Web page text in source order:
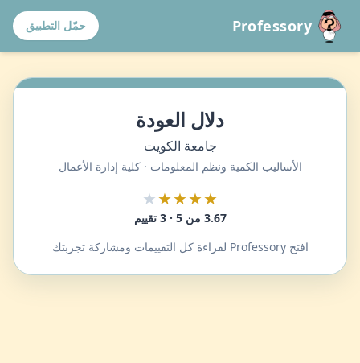
Professory حمّل التطبيق
دلال العودة
جامعة الكويت
الأساليب الكمية ونظم المعلومات · كلية إدارة الأعمال
★★★★
★
3.67 من 5 · 3 تقييم
افتح Professory لقراءة كل التقييمات ومشاركة تجربتك